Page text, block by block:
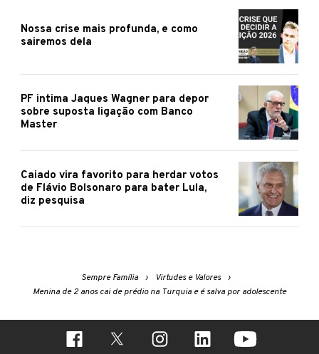
Nossa crise mais profunda, e como
sairemos dela
PF intima Jaques Wagner para depor
sobre suposta ligação com Banco
Master
Caiado vira favorito para herdar votos
de Flávio Bolsonaro para bater Lula,
diz pesquisa
Sempre Família
Virtudes e Valores
Menina de 2 anos cai de prédio na Turquia e é salva por adolescente